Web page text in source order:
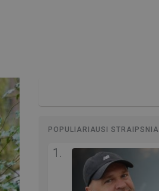
POPULIARIAUSI STRAIPSNIAI